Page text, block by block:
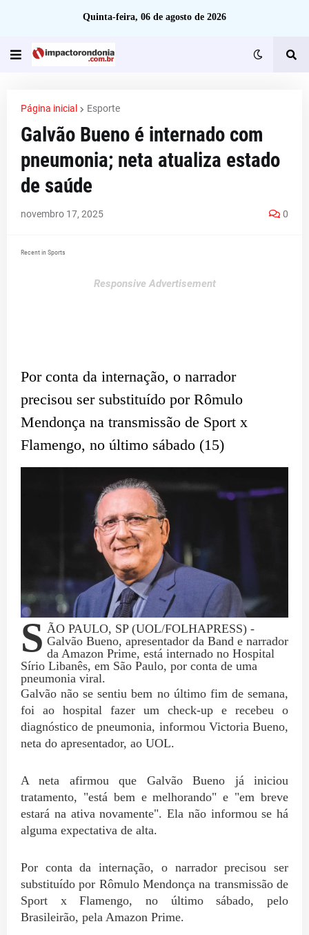
Quinta-feira, 06 de agosto de 2026
Página inicial Esporte
Galvão Bueno é internado com
pneumonia; neta atualiza estado
de saúde
novembro 17, 2025 0
Recent in Sports
Responsive Advertisement
Por conta da internação, o narrador
precisou ser substituído por Rômulo
Mendonça na transmissão de Sport x
Flamengo, no último sábado (15)
S ÃO PAULO, SP (UOL/FOLHAPRESS) -
Galvão Bueno, apresentador da Band e narrador
da Amazon Prime, está internado no Hospital
Sírio Libanês, em São Paulo, por conta de uma
pneumonia viral.
Galvão não se sentiu bem no último fim de semana,
foi ao hospital fazer um check-up e recebeu o
diagnóstico de pneumonia, informou Victoria Bueno,
neta do apresentador, ao UOL.
A neta afirmou que Galvão Bueno já iniciou
tratamento, "está bem e melhorando" e "em breve
estará na ativa novamente". Ela não informou se há
alguma expectativa de alta.
Por conta da internação, o narrador precisou ser
substituído por Rômulo Mendonça na transmissão de
Sport x Flamengo, no último sábado, pelo
Brasileirão, pela Amazon Prime.